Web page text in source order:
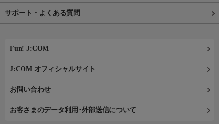
サポート・よくある質問
Fun! J:COM
J:COM オフィシャルサイト
お問い合わせ
お客さまのデータ利用･外部送信について